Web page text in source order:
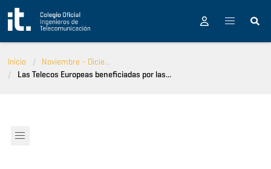
Pasar al contenido principal
Inicio
Noviembre - Dicie...
Las Telecos Europeas beneficiadas por las...